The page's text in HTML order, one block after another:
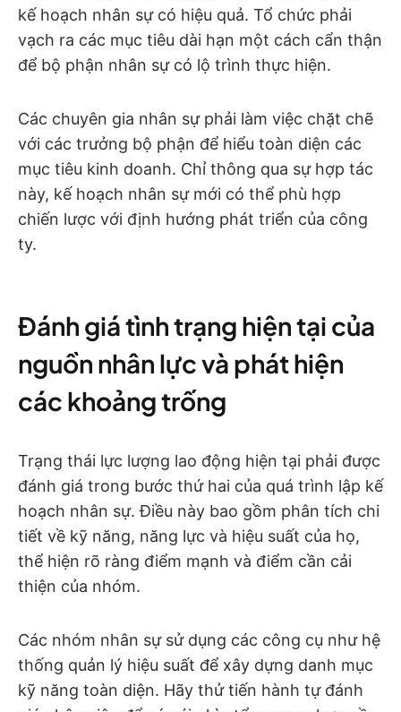
kế hoạch nhân sự có hiệu quả. Tổ chức phải
vạch ra các mục tiêu dài hạn một cách cẩn thận
để bộ phận nhân sự có lộ trình thực hiện.
Các chuyên gia nhân sự phải làm việc chặt chẽ
với các trưởng bộ phận để hiểu toàn diện các
mục tiêu kinh doanh. Chỉ thông qua sự hợp tác
này, kế hoạch nhân sự mới có thể phù hợp
chiến lược với định hướng phát triển của công
ty.
Đánh giá tình trạng hiện tại của
nguồn nhân lực và phát hiện
các khoảng trống
Trạng thái lực lượng lao động hiện tại phải được
đánh giá trong bước thứ hai của quá trình lập kế
hoạch nhân sự. Điều này bao gồm phân tích chi
tiết về kỹ năng, năng lực và hiệu suất của họ,
thể hiện rõ ràng điểm mạnh và điểm cần cải
thiện của nhóm.
Các nhóm nhân sự sử dụng các công cụ như hệ
thống quản lý hiệu suất để xây dựng danh mục
kỹ năng toàn diện. Hãy thử tiến hành tự đánh